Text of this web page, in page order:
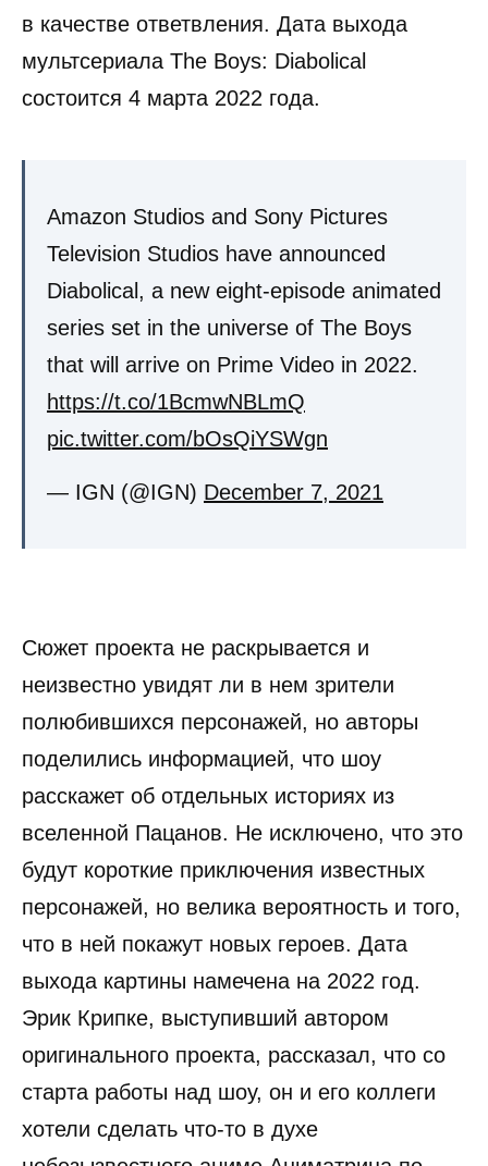
в качестве ответвления. Дата выхода
мультсериала The Boys: Diabolical
состоится 4 марта 2022 года.
Amazon Studios and Sony Pictures
Television Studios have announced
Diabolical, a new eight-episode animated
series set in the universe of The Boys
that will arrive on Prime Video in 2022.
https://t.co/1BcmwNBLmQ
pic.twitter.com/bOsQiYSWgn
— IGN (@IGN) December 7, 2021
Сюжет проекта не раскрывается и
неизвестно увидят ли в нем зрители
полюбившихся персонажей, но авторы
поделились информацией, что шоу
расскажет об отдельных историях из
вселенной Пацанов. Не исключено, что это
будут короткие приключения известных
персонажей, но велика вероятность и того,
что в ней покажут новых героев. Дата
выхода картины намечена на 2022 год.
Эрик Крипке, выступивший автором
оригинального проекта, рассказал, что со
старта работы над шоу, он и его коллеги
хотели сделать что-то в духе